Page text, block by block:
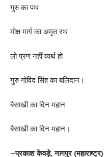
गुरु का पथ
मोक्ष मार्ग का अमृत रथ
लो प्रण नहीं व्यर्थ हो
गुरु गोविंद सिंह का बलिदान।
बैसाखी का दिन महान
बैसाखी का दिन महान।
–प्रकाश केवड़े, नागपुर (महाराष्ट्र)